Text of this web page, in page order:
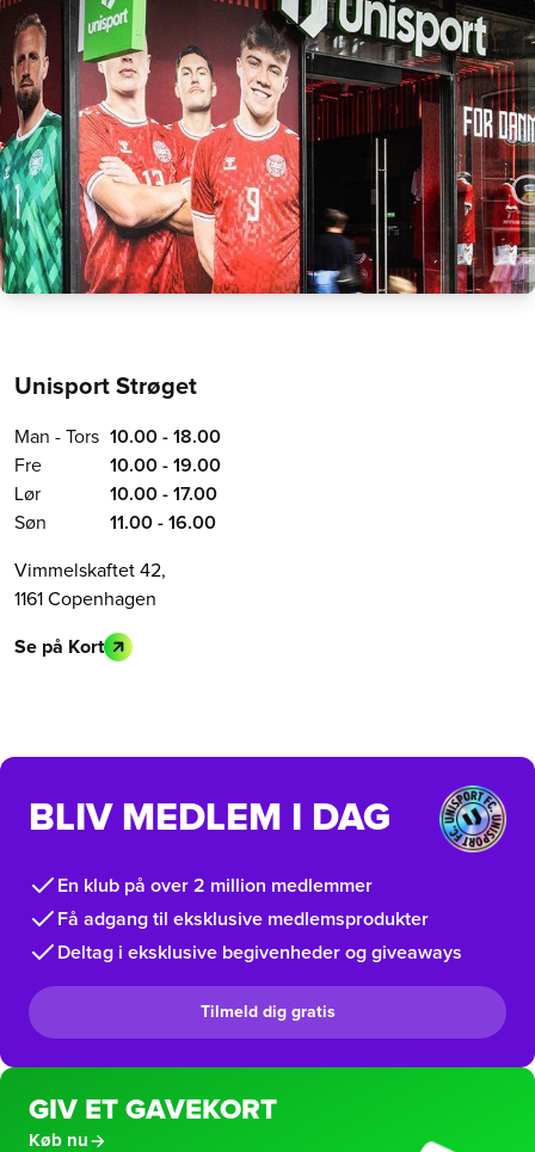
Unisport Strøget
Man - Tors 10.00 - 18.00
Fre
10.00 - 19.00
Lør
10.00 - 17.00
Søn
11.00 - 16.00
Vimmelskaftet 42,
1161 Copenhagen
Se på Kort
BLIV MEDLEM I DAG
En klub på over 2 million medlemmer
Få adgang til eksklusive medlemsprodukter
Deltag i eksklusive begivenheder og giveaways
Tilmeld dig gratis
GIV ET GAVEKORT
Køb nu